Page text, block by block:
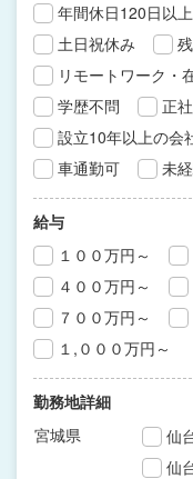
年間休日120日以上
土日祝休み
リモートワーク・
学歴不問
正
設立10年以上の会
車通勤可
未
給与
１００万円～
４００万円～
７００万円～
１,０００万円～
勤務地詳細
宮城県
仙
仙